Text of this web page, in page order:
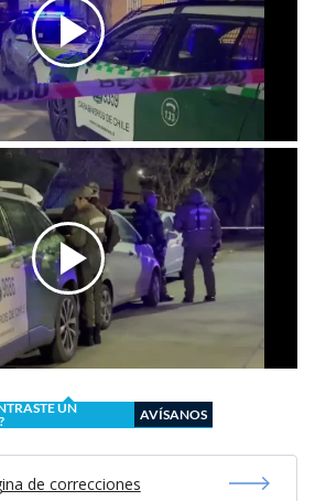
UN
AVÍSANOS
de correcciones